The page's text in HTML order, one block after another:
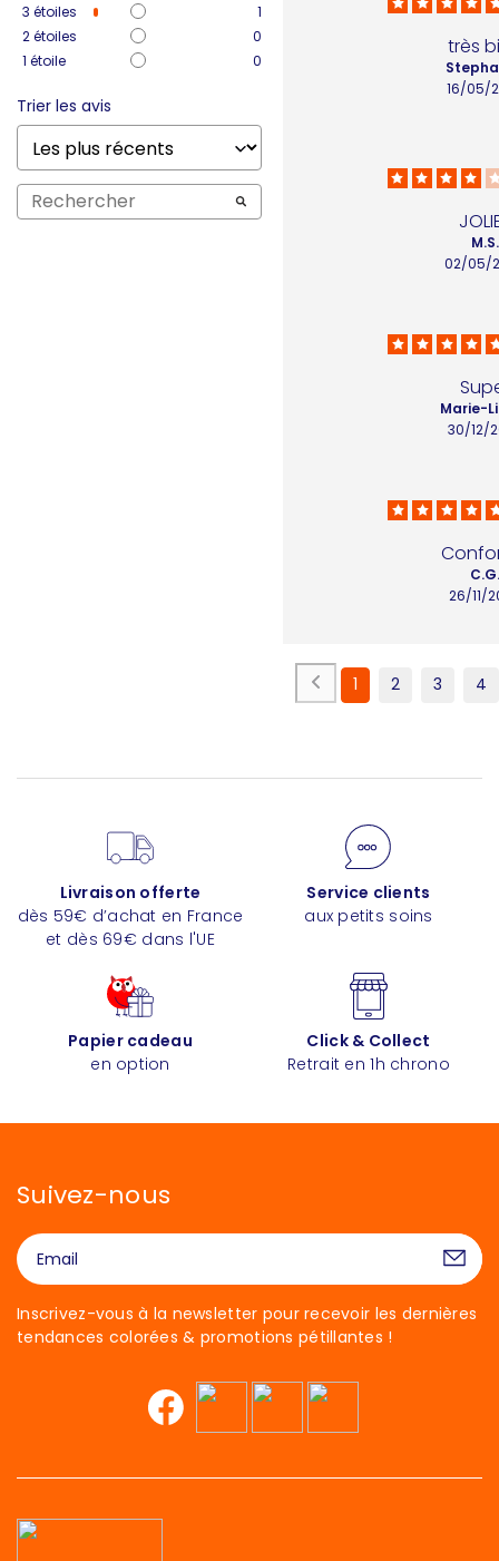
3 étoiles
1
2étoiles
0
1 étoile 0
Trier les avis
très
16/05/
02/05/
M.S.
30/12/
Marie-
26/11/
1 2 3 4
Livraison offerte
dès 59€ d’achat en France
et dès 69€ dans l'UE
Service clients
aux petits soins
Papier cadeau
en option
Click & Collect
Retrait en 1h chrono
Suivez-nous
Inscrivez-vous à la newsletter pour recevoir les dernières
tendances colorées & promotions pétillantes !